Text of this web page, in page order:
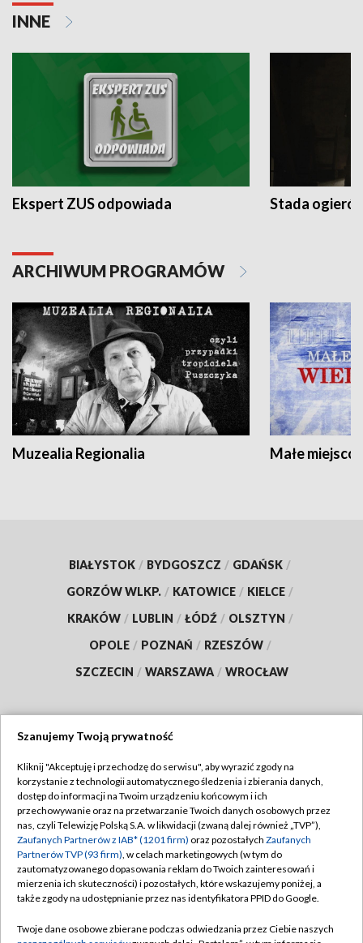
INNE
Ekspert ZUS odpowiada Stada
ARCHIWUM PROGRAMÓW
Muzealia Regionalia Małe
BIAŁYSTOK / BYDGOSZCZ / GDAŃSK /
GORZÓW WLKP. / KATOWICE / KIELCE /
KRAKÓW / LUBLIN / ŁÓDŹ / OLSZTYN /
OPOLE / POZNAŃ / RZESZÓW /
SZCZECIN / WARSZAWA / WROCŁAW
TVP
Abonament TVP
Emisja w TVP
Centrum informacji TVP
Naziemna Telewizja Cyfrowa
Regulamin TVP
Polityka prywatności
Moje zgody
Pomoc
Szanujemy Twoją prywatność
Kliknij "Akceptuję i przechodzę do serwisu", aby wyrazić zgody na
korzystanie z technologii automatycznego śledzenia i zbierania danych,
dostęp do informacji na Twoim urządzeniu końcowym i ich
przechowywanie oraz na przetwarzanie Twoich danych osobowych przez
nas, czyli Telewizję Polską S.A. w likwidacji (zwaną dalej również „TVP”),
Zaufanych Partnerów z IAB* (1201 firm) oraz pozostałych Zaufanych
Partnerów TVP (93 firm), w celach marketingowych (w tym do
zautomatyzowanego dopasowania reklam do Twoich zainteresowań i
mierzenia ich skuteczności) i pozostałych, które wskazujemy poniżej, a
także zgody na udostępnianie przez nas identyfikatora PPID do Google.
Twoje dane osobowe zbierane podczas odwiedzania przez Ciebie naszych